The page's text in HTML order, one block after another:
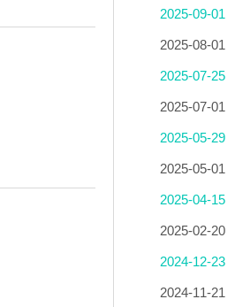
2025-09-01
2025-08-01
2025-07-25
2025-07-01
2025-05-29
2025-05-01
2025-04-15
2025-02-20
2024-12-23
2024-11-21